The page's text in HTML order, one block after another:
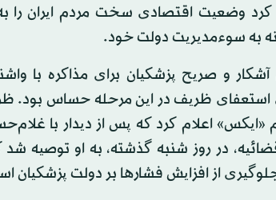
وضعیت اقتصادی سخت مردم ایران را
به سوءمدیریت دولت خود.
آشکار و صریح پزشکیان برای مذاکره با
ظریف در این مرحله حساس بود.
«ایکس» اعلام کرد که پس از دیدار با
در روز شنبه گذشته، به او توصیه
از افزایش فشارها بر دولت پزشکیان